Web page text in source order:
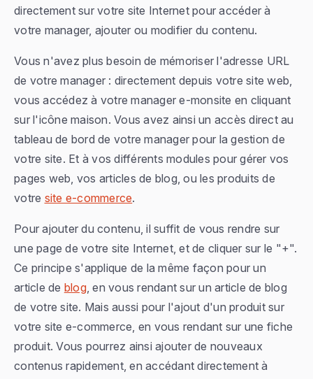
directement sur votre site Internet pour accéder à
votre manager, ajouter ou modifier du contenu.
Vous n'avez plus besoin de mémoriser l'adresse URL
de votre manager : directement depuis votre site web,
vous accédez à votre manager e-monsite en cliquant
sur l'icône maison. Vous avez ainsi un accès direct au
tableau de bord de votre manager pour la gestion de
votre site. Et à vos différents modules pour gérer vos
pages web, vos articles de blog, ou les produits de
votre site e-commerce.
Pour ajouter du contenu, il suffit de vous rendre sur
une page de votre site Internet, et de cliquer sur le "+".
Ce principe s'applique de la même façon pour un
article de blog, en vous rendant sur un article de blog
de votre site. Mais aussi pour l'ajout d'un produit sur
votre site e-commerce, en vous rendant sur une fiche
produit. Vous pourrez ainsi ajouter de nouveaux
contenus rapidement, en accédant directement à